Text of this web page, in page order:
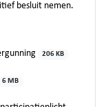
besluit nemen.
206 KB
6 MB